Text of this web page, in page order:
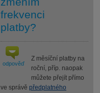
frekvenci
platby?
odpověď
Z měsíční platby na
roční, příp. naopak
můžete přejít přímo
ve správě předplatného